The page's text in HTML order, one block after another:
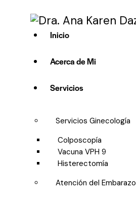
Inicio
Acerca de Mi
Servicios
Servicios Ginecología
Colposcopía
Vacuna VPH 9
Histerectomía
Atención del Embarazo